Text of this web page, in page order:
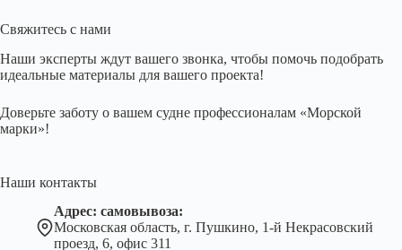
Свяжитесь с нами
Наши эксперты ждут вашего звонка, чтобы помочь подобрать
идеальные материалы для вашего проекта!
Доверьте заботу о вашем судне профессионалам «Морской
марки»!
Наши контакты
Адрес: самовывоза:
Московская область, г. Пушкино, 1-й Некрасовский
проезд, 6, офис 311